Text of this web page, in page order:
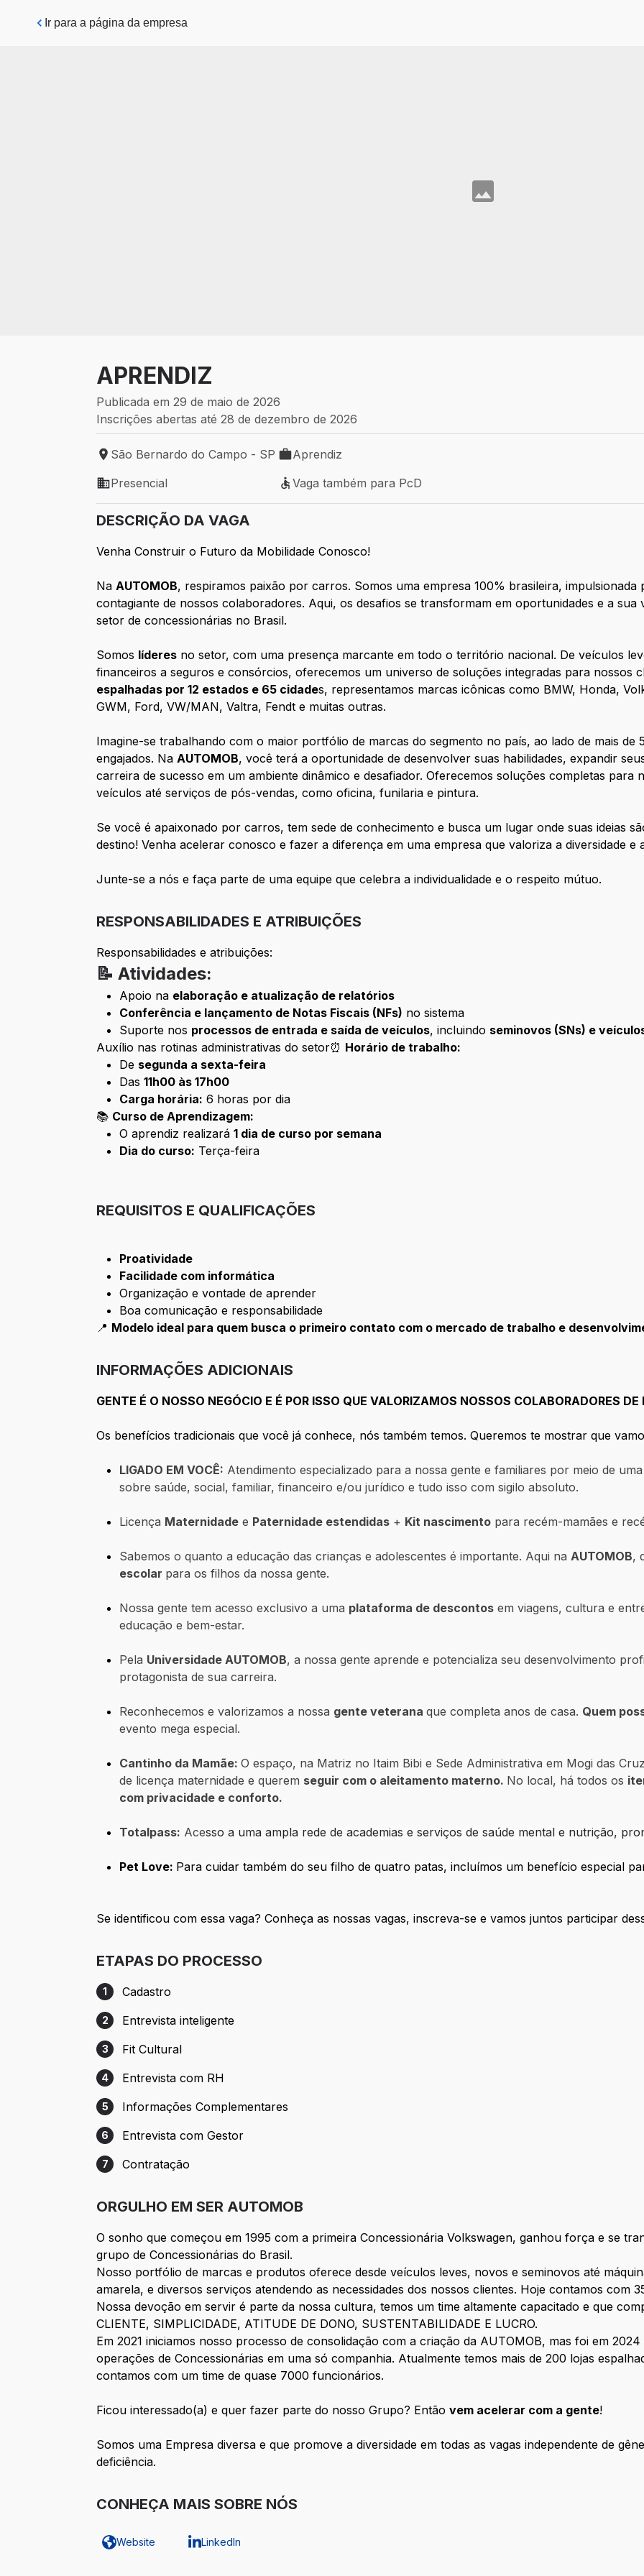
Pular para o conteúdo principal
Ir para a página da empresa
APRENDIZ
Publicada em 29 de maio de 2026
Inscrições abertas até 28 de dezembro de 2026
Local de trabalho: São Bernardo do Campo - SP
São Bernardo do Campo - SP
Tipo de vaga: Aprendiz
Aprendiz
Modelo de trabalho: Presencial
Presencial
Vaga também para PcD
Vaga também para PcD
DESCRIÇÃO DA VAGA
Venha Construir o Futuro da Mobilidade Conosco!
NaAUTOMOB, respiramos paixão por carros. Somos uma empresa 100% brasileira, impulsionada
contagiante de nossos colaboradores. Aqui, os desafios se transformam em oportunidades e a
setor de concessionárias no Brasil.
Somos líderes no setor, com uma presença marcante em todo o território nacional. De veículos
financeiros a seguros e consórcios, oferecemos um universo de soluções integradas para nossos
espalhadas por 12 estados e 65 cidades, representamos marcas icônicas como BMW, Honda,
GWM, Ford, VW/MAN, Valtra, Fendt e muitas outras.
Imagine-se trabalhando com o maior portfólio de marcas do segmento no país, ao lado de mais de
engajados. NaAUTOMOB, você terá a oportunidade de desenvolver suas habilidades, expandir
carreira de sucesso em um ambiente dinâmico e desafiador. Oferecemos soluções completas para
veículos até serviços de pós-vendas, como oficina, funilaria e pintura.
Se você é apaixonado por carros, tem sede de conhecimento e busca um lugar onde suas ideias
destino! Venha acelerar conosco e fazer a diferença em uma empresa que valoriza a diversidade e
Junte-se a nós e faça parte de uma equipe que celebra a individualidade e o respeito mútuo.
RESPONSABILIDADES E ATRIBUIÇÕES
Responsabilidades e atribuições:
📝 Atividades:
Apoio na elaboração e atualização de relatórios
Conferência e lançamento de Notas Fiscais (NFs) no sistema
Suporte nos processos de entrada e saída de veículos, incluindo seminovos (SNs) e
Auxílio nas rotinas administrativas do setor⏰ Horário de trabalho:
De segunda a sexta-feira
Das11h00 às 17h00
Carga horária: 6 horas por dia
📚 Curso de Aprendizagem:
O aprendiz realizará1 dia de curso por semana
Dia do curso: Terça-feira
REQUISITOS E QUALIFICAÇÕES
Proatividade
Facilidade com informática
Organização e vontade de aprender
Boa comunicação e responsabilidade
📍 Modelo ideal para quem busca o primeiro contato com o mercado de trabalho e
INFORMAÇÕES ADICIONAIS
GENTE É O NOSSO NEGÓCIO E É POR ISSO QUE VALORIZAMOS NOSSOS COLABORADORES
Os benefícios tradicionais que você já conhece, nós também temos. Queremos te mostrar que
LIGADO EM VOCÊ: Atendimento especializado para a nossa gente e familiares por meio de
sobre saúde, social, familiar, financeiro e/ou jurídico e tudo isso com sigilo absoluto.
Licença Maternidade e Paternidade estendidas + Kit nascimento para recém-mamães e
Sabemos o quanto a educação das crianças e adolescentes é importante. Aqui naAUTOMOB,
escolar para os filhos da nossa gente.
Nossa gente tem acesso exclusivo a uma plataforma de descontos em viagens, cultura e
educação e bem-estar.
Pela Universidade AUTOMOB, a nossa gente aprende e potencializa seu desenvolvimento
protagonista de sua carreira.
Reconhecemos e valorizamos a nossa gente veteranaque completa anos de casa. Quem
evento mega especial.
Cantinho da Mamãe:O espaço, na Matriz no Itaim Bibi e Sede Administrativa em Mogi das
de licença maternidade e querem seguir com o aleitamento materno. No local, há todos os
com privacidade e conforto.
Totalpass: Acesso a uma ampla rede de academias e serviços de saúde mental e nutrição,
Pet Love: Para cuidar também do seu filho de quatro patas, incluímos um benefício especial
Se identificou com essa vaga? Conheça as nossas vagas, inscreva-se e vamos juntos participar
ETAPAS DO PROCESSO
Etapa 1: Cadastro
1 Cadastro
Etapa 2: Entrevista inteligente
2 Entrevista inteligente
Etapa 3: Fit Cultural
3 Fit Cultural
Etapa 4: Entrevista com RH
4 Entrevista com RH
Etapa 5: Informações Complementares
5 Informações Complementares
Etapa 6: Entrevista com Gestor
6 Entrevista com Gestor
Etapa 7: Contratação
7 Contratação
ORGULHO EM SER AUTOMOB
O sonho que começou em 1995 com a primeira Concessionária Volkswagen, ganhou força e se
grupo de Concessionárias do Brasil.
Nosso portfólio de marcas e produtos oferece desde veículos leves, novos e seminovos até
amarela, e diversos serviços atendendo as necessidades dos nossos clientes. Hoje contamos com
Nossa devoção em servir é parte da nossa cultura, temos um time altamente capacitado e que
CLIENTE, SIMPLICIDADE, ATITUDE DE DONO, SUSTENTABILIDADE E LUCRO.
Em 2021 iniciamos nosso processo de consolidação com a criação da AUTOMOB, mas foi em
operações de Concessionárias em uma só companhia. Atualmente temos mais de 200 lojas
contamos com um time de quase 7000 funcionários.
Ficou interessado(a) e quer fazer parte do nosso Grupo? Entãovem acelerar com a gente!
Somos uma Empresa diversa e que promove a diversidade em todas as vagas independente de
deficiência.
CONHEÇA MAIS SOBRE NÓS
Website LinkedIn